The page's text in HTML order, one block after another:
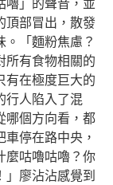
頂部冒出，散發
「麵粉焦慮？
所有食物相關的
有在極度巨大的
行人陷入了混
哪個方向看，都
停在路中央，
麼咕嚕咕嚕？你
」廖沾沾感覺到